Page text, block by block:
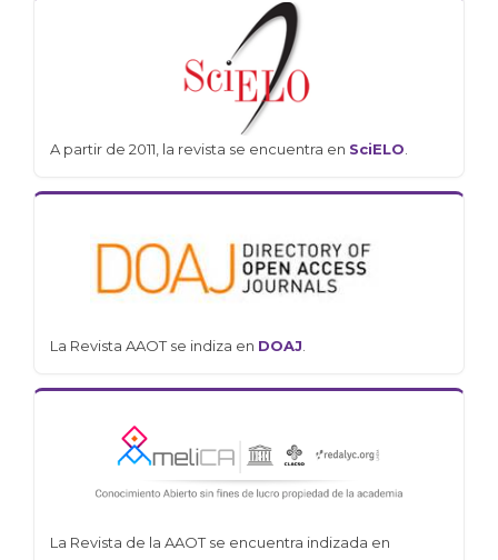
A partir de 2011, la revista se encuentra en SciELO.
La Revista AAOT se indiza en DOAJ.
La Revista de la AAOT se encuentra indizada en